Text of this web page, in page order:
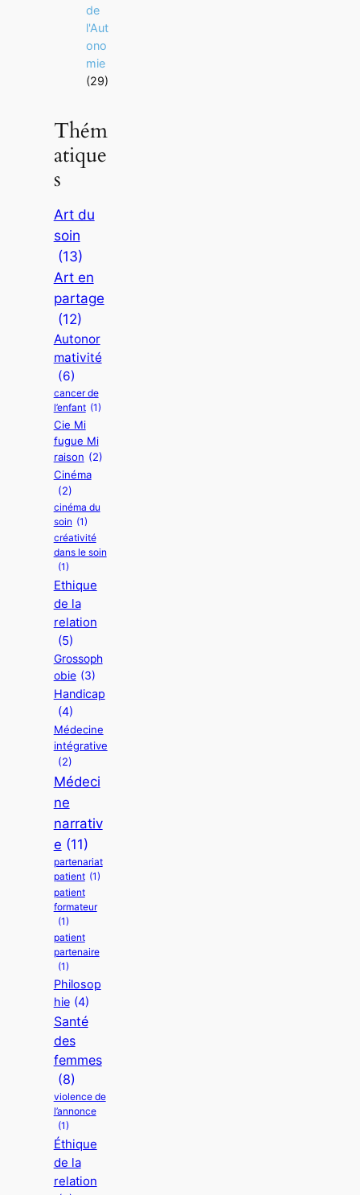
de
l'Aut
ono
mie
(29)
Thém
atique
s
Art du
soin
(13)
Art en
partage
(12)
Autonor
mativité
(6)
cancer de
l’enfant (1)
Cie Mi
fugue Mi
raison (2)
Cinéma
(2)
cinéma du
soin (1)
créativité
dans le soin
(1)
Ethique
de la
relation
(5)
Grossoph
obie (3)
Handicap
(4)
Médecine
intégrative
(2)
Médeci
ne
narrativ
e (11)
partenariat
patient (1)
patient
formateur
(1)
patient
partenaire
(1)
Philosop
hie (4)
Santé
des
femmes
(8)
violence de
l’annonce
(1)
Éthique
de la
relation